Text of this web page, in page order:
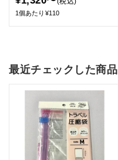
1個あたり¥110
最近チェックした商品